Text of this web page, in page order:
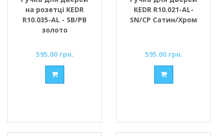
на розетці KEDR
R10.035-AL - SB/PB
золото
595.00 грн.
KEDR R10.021-AL-
SN/CP Сатин/Хром
595.00 грн.